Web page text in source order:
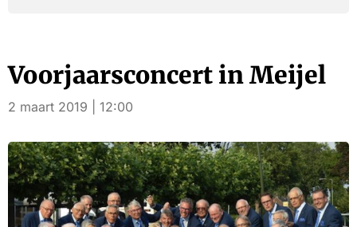
Voorjaarsconcert in Meijel
2 maart 2019 | 12:00